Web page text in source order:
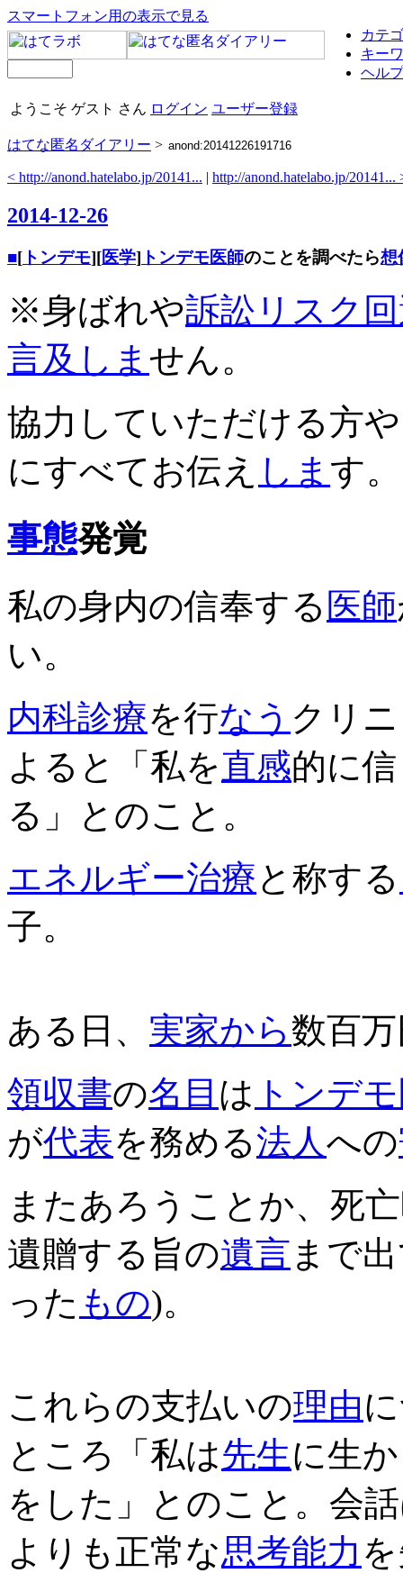
スマートフォン用の表示で見る
カテ
キー
ヘルプ
ようこそ ゲスト さん ログイン ユーザー登録
はてな匿名ダイアリー >
< http://anond.hatelabo.jp/20141... | http://anond.hatelabo.jp/20141...
2014-12-26
■[ トンデモ][医学] トンデモ医師のことを調べたら想
※身ばれや訴訟 リスク
言及 しま せん。
協力していただける方
にすべてお伝え しま す。
事態発覚
私の身内の信奉する 医師
い。
内科診療を行なう クリ
よると「私を直感的に
る」とのこと。
エネルギー治療と称する
子。
ある日、 実家から数百
領収書の名目 は トンデモ
が代表を務める法人への
またあろうことか、死
遺贈する旨の遺言まで
った もの)。
これらの支払いの理由
ところ「私は先生に生
をした」とのこと。会
よりも正常な思考能力